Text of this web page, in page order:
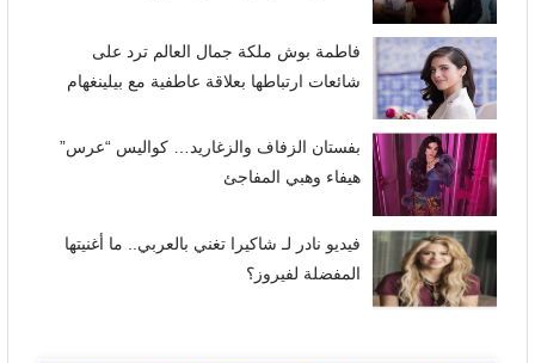
فاطمة بوش ملكة جمال العالم ترد على
شائعات ارتباطها بعلاقة عاطفية مع بيلينغهام
بفستان الزفاف والزغاريد… كواليس “عرس”
هيفاء وهبي المفاجئ
فيديو نادر لـ شاكيرا تغني بالعربي.. ما أغنيتها
المفضلة لفيروز؟